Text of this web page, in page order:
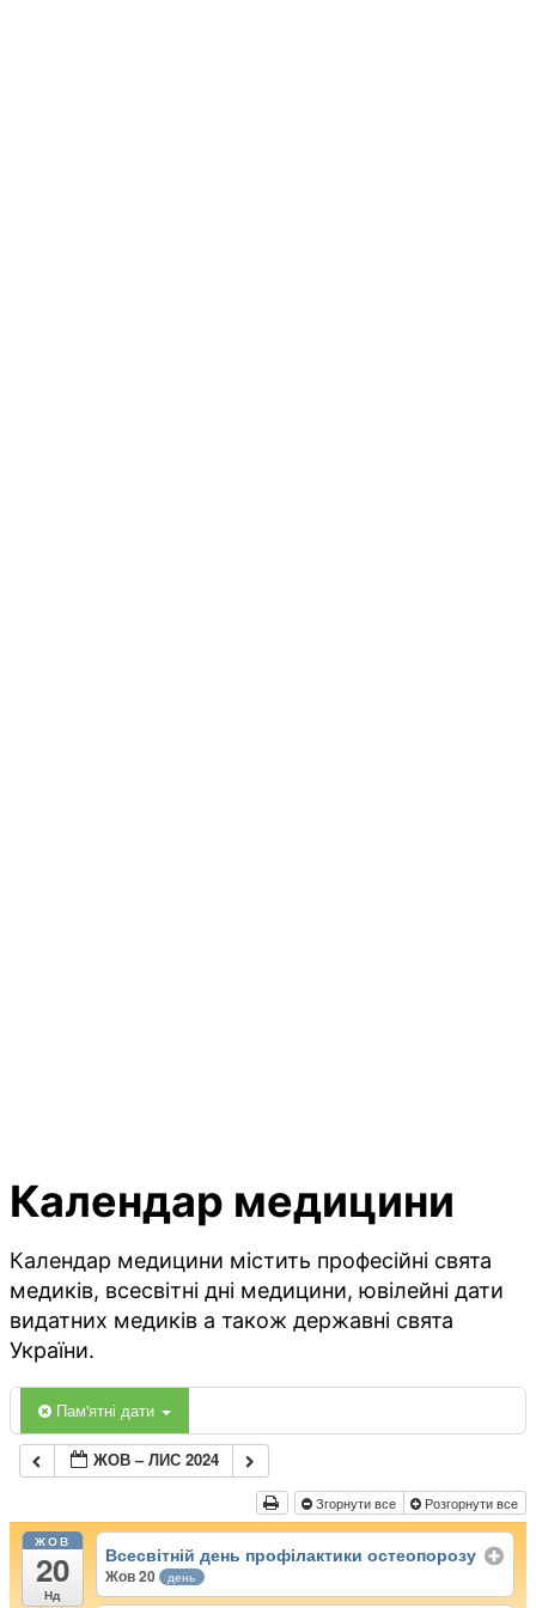
Календар медицини
Календар медицини містить професійні свята
медиків, всесвітні дні медицини, ювілейні дати
видатних медиків а також державні свята
України.
Пам'ятні дати
ЖОВ – ЛИС 2024
Згорнути все Розгорнути все
ЖОВ
20
Нд
Всесвітній день профілактики остеопорозу
Жов 20 день